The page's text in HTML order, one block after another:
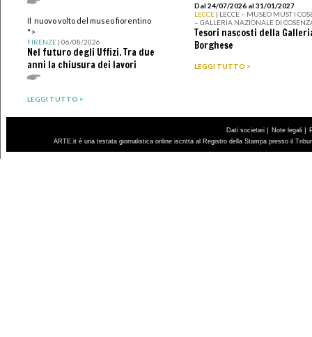
Il nuovo volto del museo fiorentino
">
FIRENZE| 06/08/2026
Nel futuro degli Uffizi. Tra due
anni la chiusura dei lavori
LEGGI TUTTO >
Dal 24/07/2026 al 31/01/2027
LECCE | LECCE – MUSEO MUST I
– GALLERIA NAZIONALE DI
Tesori nascosti della
Borghese
LEGGI TUTTO >
Dati societari | Note legali |
ARTE.it è una testata giornalistica online iscritta al Registro della Stampa presso il